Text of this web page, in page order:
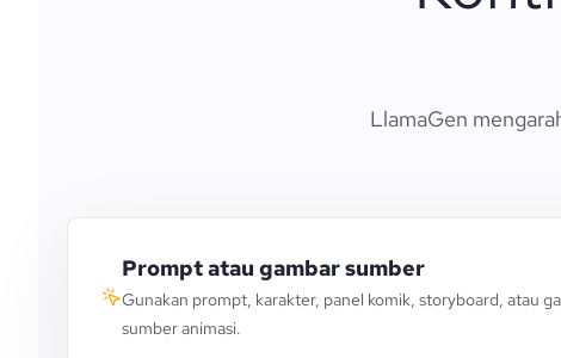
LlamaGen
Prompt atau gambar sumber
Gunakan prompt, karakter, panel komik, storyboard, atau
sumber animasi.